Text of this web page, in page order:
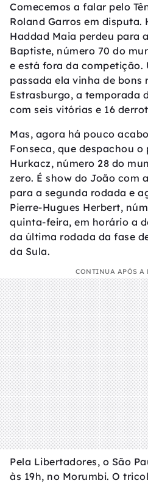
Comecemos a falar pelo
Roland Garros em disputa.
Haddad Maia perdeu para
Baptiste, número 70 do
e está fora da competição.
passada ela vinha de bons
Estrasburgo, a temporada
com seis vitórias e 16
Mas, agora há pouco
Fonseca, que despachou o
Hurkacz, número 28 do
zero. É show do João com
para a segunda rodada e
Pierre-Hugues Herbert,
quinta-feira, em horário a
da última rodada da fase
da Sula.
CONTINUA APÓS A
Pela Libertadores, o São
às 19h, no Morumbi. O